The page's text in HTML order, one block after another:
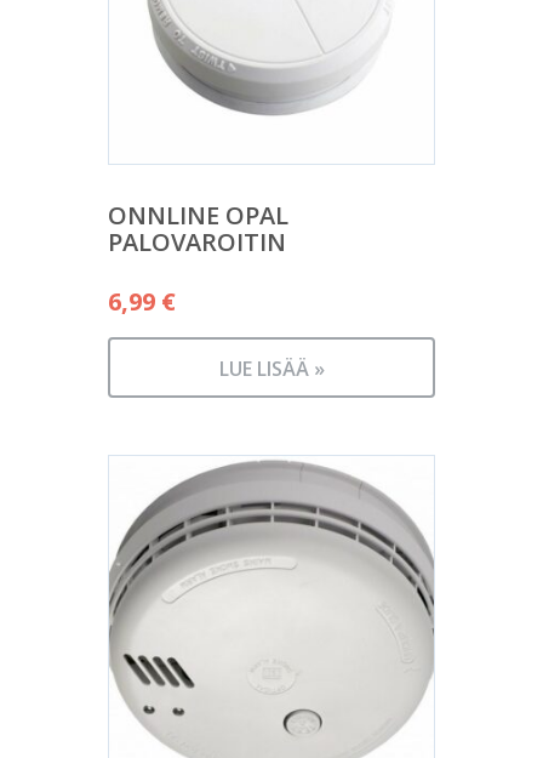
ONNLINE OPAL
PALOVAROITIN
6,99 €
LUE LISÄÄ »